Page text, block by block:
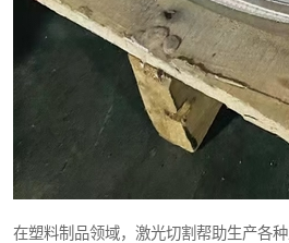
在塑料制品领域，激光切割帮助生产各